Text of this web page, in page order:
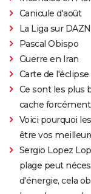
Canicule d'août
La Liga sur DAZN
Pascal Obispo
Guerre en Iran
Carte de
Ce sont les plus
cache
Voici pourquoi
être vos
Sergio Lopez
plage peut
d'énergie, cela